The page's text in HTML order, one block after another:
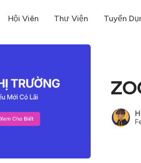
Hội Viên Thư Viện Tuyển